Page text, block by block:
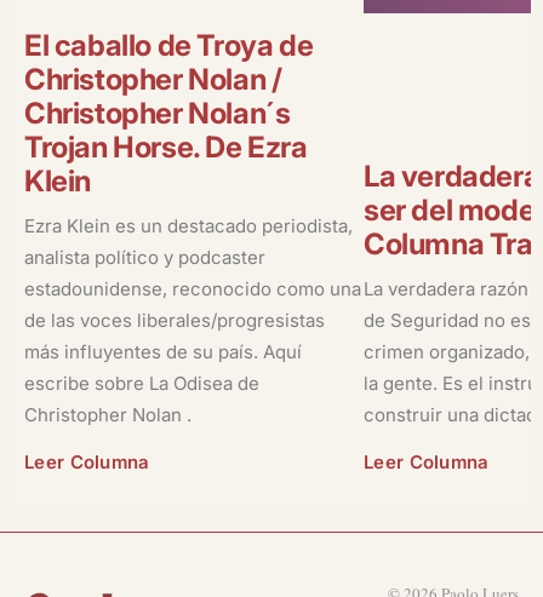
El caballo de Troya de
Christopher Nolan /
Christopher Nolan´s
Trojan Horse. De Ezra
Klein
Ezra Klein es un destacado periodista,
analista político y podcaster
estadounidense, reconocido como una
de las voces liberales/progresistas
más influyentes de su país. Aquí
escribe sobre La Odisea de
Christopher Nolan .
Leer Columna
La
ser del
Columna
La verdadera razón
de Seguridad no es
crimen organizado,
la gente. Es el
construir una
Leer Columna